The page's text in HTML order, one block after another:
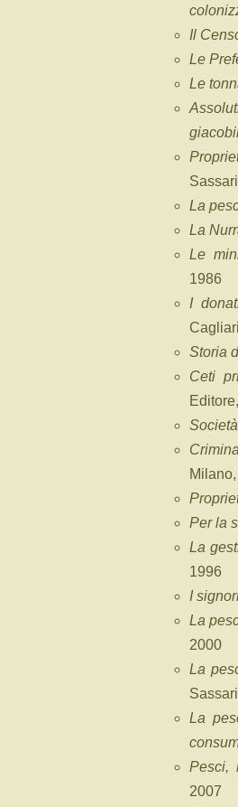
Il
Le
Le
La
La
Le
1986
I
Storia
Ceti
Per la
La
1996
I
La
2000
La
La
Pesci,
2007